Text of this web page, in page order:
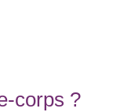
corps ?